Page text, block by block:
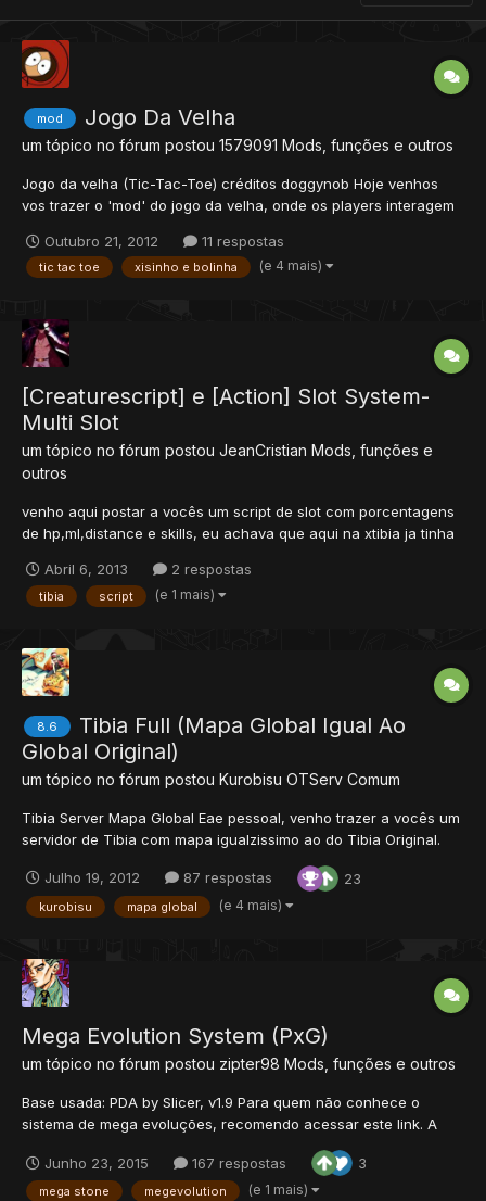
mod Jogo Da Velha
um tópico no fórum postou 1579091 Mods, funções e outros
Jogo da velha (Tic-Tac-Toe) créditos doggynob Hoje venhos
vos trazer o 'mod' do jogo da velha, onde os players interagem
vamos ao script: Na pasta Mods do seu ot crie um arquivo
chamado game.xml, e dentro coloque isso:...
Outubro 21, 2012 11 respostas
tic tac toe xisinho e bolinha (e 4 mais)
[Creaturescript] e [Action] Slot System-
Multi Slot
um tópico no fórum postou JeanCristian Mods, funções e
outros
venho aqui postar a vocês um script de slot com porcentagens
de hp,ml,distance e skills, eu achava que aqui na xtibia ja tinha
resolvi procurar em outro forum para postar aqui, porque ja vi
muitas pessoas procurando ele, se o script não...
Abril 6, 2013 2 respostas
tibia script (e 1 mais)
8.6
Tibia Full (Mapa Global Igual Ao
Global Original)
um tópico no fórum postou Kurobisu OTServ Comum
Tibia Server Mapa Global Eae pessoal, venho trazer a vocês um
servidor de Tibia com mapa igualzissimo ao do Tibia Original.
servidor magnifico. Mais venho traze-lo para vocês fazerem
dele sua base e ter um servidor muito melhor de Tib...
Julho 19, 2012 87 respostas 23
kurobisu mapa global (e 4 mais)
Mega Evolution System (PxG)
um tópico no fórum postou zipter98 Mods, funções e outros
Base usada: PDA by Slicer, v1.9 Para quem não conhece o
sistema de mega evoluções, recomendo acessar este link. A
um Held Item tier Y (visto que não são todos os servidores que
possuem Held Itens). Instalação do sistema (atenção...
Junho 23, 2015 167 respostas 3
mega stone megevolution (e 1 mais)